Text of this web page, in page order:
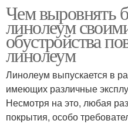
Чем выровнять
линолеум
обустройства
линолеум
Линолеум выпускается в
имеющих различные
Несмотря на это, любая
покрытия, особо